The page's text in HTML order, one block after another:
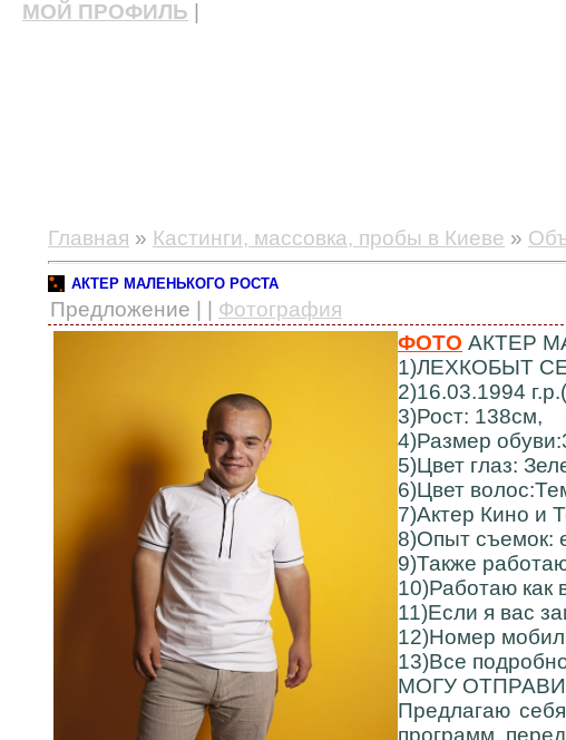
МОЙ ПРОФИЛЬ
Главная » Кастинги, массовка, пробы в Киеве »
АКТЕР МАЛЕНЬКОГО РОСТА
Предложение | | Фотография
ФОТО АКТЕР
1)ЛЕХКОБЫТ
2)16.03.1994
3)Рост: 138см,
4)Размер
5)Цвет глаз:
6)Цвет
7)Актер Кино и
8)Опыт съемок:
9)Также
10)Работаю как
11)Если я вас
12)Номер
13)Все
МОГУ
Предлагаю
программ,